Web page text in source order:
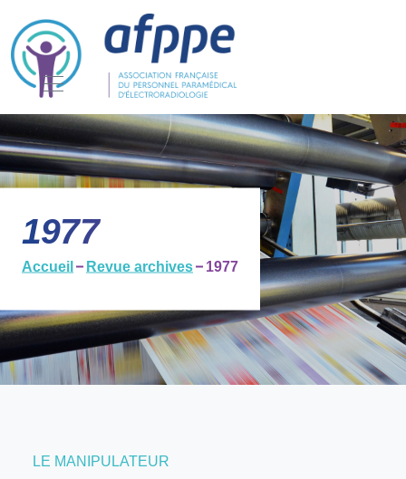
1977
Accueil Revue archives 1977
LE MANIPULATEUR